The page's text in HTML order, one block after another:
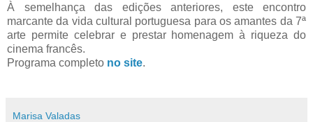
À semelhança das edições anteriores, este encontro
marcante da vida cultural portuguesa para os amantes da 7ª
arte permite celebrar e prestar homenagem à riqueza do
cinema francês.
Programa completo no site.
Marisa Valadas